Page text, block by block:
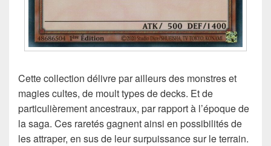
Cette collection délivre par ailleurs des monstres et
magies cultes, de moult types de decks. Et de
particulièrement ancestraux, par rapport à l’époque de
la saga. Ces raretés gagnent ainsi en possibilités de
les attraper, en sus de leur surpuissance sur le terrain.